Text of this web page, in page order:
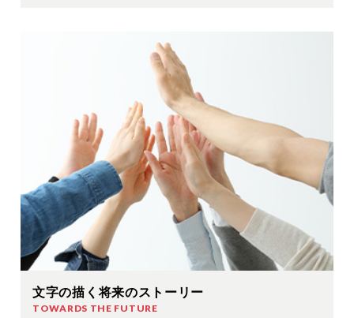
文字の描く将来のストーリー
TOWARDS THE FUTURE